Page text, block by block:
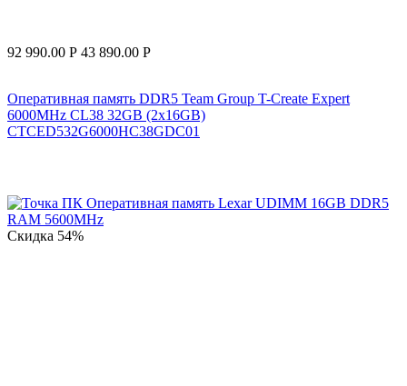
92 990.00 Р 43 890.00 Р
Оперативная память DDR5 Team Group T-Create Expert
6000MHz CL38 32GB (2x16GB)
CTCED532G6000HC38GDC01
Скидка 54%